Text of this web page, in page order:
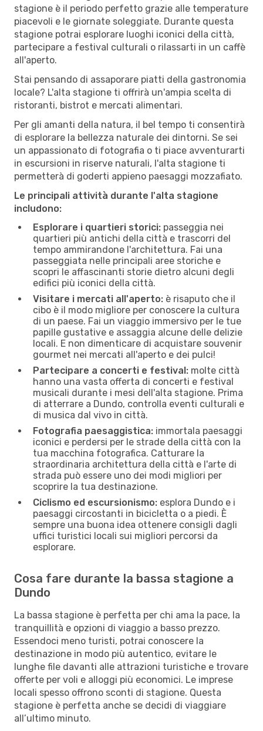
stagione è il periodo perfetto grazie alle temperature
piacevoli e le giornate soleggiate. Durante questa
stagione potrai esplorare luoghi iconici della città,
partecipare a festival culturali o rilassarti in un caffè
all'aperto.
Stai pensando di assaporare piatti della gastronomia
locale? L'alta stagione ti offrirà un'ampia scelta di
ristoranti, bistrot e mercati alimentari.
Per gli amanti della natura, il bel tempo ti consentirà
di esplorare la bellezza naturale dei dintorni. Se sei
un appassionato di fotografia o ti piace avventurarti
in escursioni in riserve naturali, l'alta stagione ti
permetterà di goderti appieno paesaggi mozzafiato.
Le principali attività durante l'alta stagione
includono:
Esplorare i quartieri storici: passeggia nei
quartieri più antichi della città e trascorri del
tempo ammirandone l'architettura. Fai una
passeggiata nelle principali aree storiche e
scopri le affascinanti storie dietro alcuni degli
edifici più iconici della città.
Visitare i mercati all'aperto: è risaputo che il
cibo è il modo migliore per conoscere la cultura
di un paese. Fai un viaggio immersivo per le tue
papille gustative e assaggia alcune delle delizie
locali. E non dimenticare di acquistare souvenir
gourmet nei mercati all'aperto e dei pulci!
Partecipare a concerti e festival: molte città
hanno una vasta offerta di concerti e festival
musicali durante i mesi dell'alta stagione. Prima
di atterrare a Dundo, controlla eventi culturali e
di musica dal vivo in città.
Fotografia paesaggistica: immortala paesaggi
iconici e perdersi per le strade della città con la
tua macchina fotografica. Catturare la
straordinaria architettura della città e l'arte di
strada può essere uno dei modi migliori per
scoprire la tua destinazione.
Ciclismo ed escursionismo: esplora Dundo e i
paesaggi circostanti in bicicletta o a piedi. È
sempre una buona idea ottenere consigli dagli
uffici turistici locali sui migliori percorsi da
esplorare.
Cosa fare durante la bassa stagione a
Dundo
La bassa stagione è perfetta per chi ama la pace, la
tranquillità e opzioni di viaggio a basso prezzo.
Essendoci meno turisti, potrai conoscere la
destinazione in modo più autentico, evitare le
lunghe file davanti alle attrazioni turistiche e trovare
offerte per voli e alloggi più economici. Le imprese
locali spesso offrono sconti di stagione. Questa
stagione è perfetta anche se decidi di viaggiare
all’ultimo minuto.